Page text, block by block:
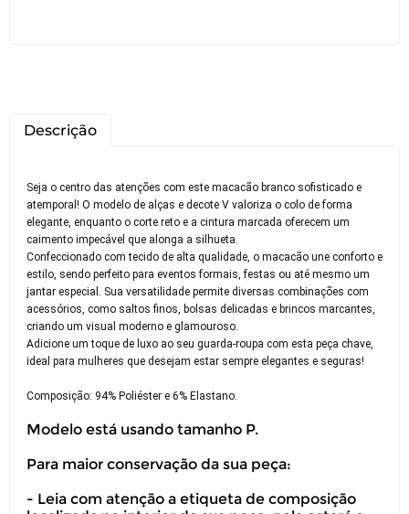
Descrição
Seja o centro das atenções com este macacão branco sofisticado e
atemporal! O modelo de alças e decote V valoriza o colo de forma
elegante, enquanto o corte reto e a cintura marcada oferecem um
caimento impecável que alonga a silhueta.
Confeccionado com tecido de alta qualidade, o macacão une conforto e
estilo, sendo perfeito para eventos formais, festas ou até mesmo um
jantar especial. Sua versatilidade permite diversas combinações com
acessórios, como saltos finos, bolsas delicadas e brincos marcantes,
criando um visual moderno e glamouroso.
Adicione um toque de luxo ao seu guarda-roupa com esta peça chave,
ideal para mulheres que desejam estar sempre elegantes e seguras!
Composição: 94% Poliéster e 6% Elastano.
Modelo está usando tamanho P.
Para maior conservação da sua peça:
- Leia com atenção a etiqueta de composição